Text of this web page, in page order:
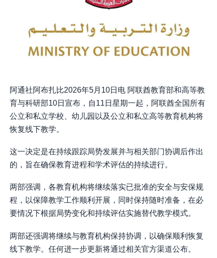
阿通社阿布扎比2026年5月10日电 阿联酋教育部和高等教
育与科研部10日宣布，自11日星期一起，阿联酋全国所有
公立和私立学校、幼儿园以及公立和私立高等教育机构将
恢复线下教学。
这一决定是在持续跟踪局势发展并与相关部门协调后作出
的，旨在确保教育进程和学术评估的持续进行。
两部强调，各教育机构将继续落实已批准的安全与安保规
程，以保障教学工作顺利开展，同时保持随时准备，在必
要情况下根据局势变化和持续评估实施替代教学模式。
两部还强调将继续与教育机构保持协调，以确保顺利恢复
线下教学。任何进一步更新将通过相关官方渠道公布。